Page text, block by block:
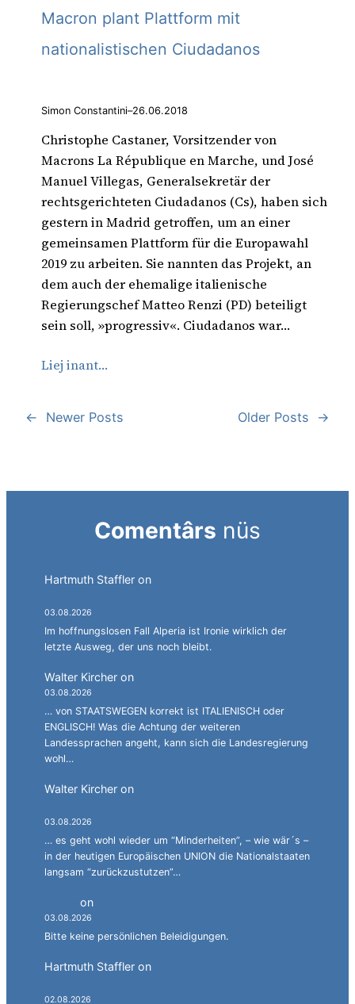
Macron plant Plattform mit
nationalistischen Ciudadanos
Simon Constantini–26.06.2018
Christophe Castaner, Vorsitzender von
Macrons La République en Marche, und José
Manuel Villegas, Generalsekretär der
rechtsgerichteten Ciudadanos (Cs), haben sich
gestern in Madrid getroffen, um an einer
gemeinsamen Plattform für die Europawahl
2019 zu arbeiten. Sie nannten das Projekt, an
dem auch der ehemalige italienische
Regierungschef Matteo Renzi (PD) beteiligt
sein soll, »progressiv«. Ciudadanos war…
Liej inant…
← Newer Posts Older Posts →
Comentârs nüs
Hartmuth Staffler on
03.08.2026
Im hoffnungslosen Fall Alperia ist Ironie wirklich der
letzte Ausweg, der uns noch bleibt.
Walter Kircher on
03.08.2026
… von STAATSWEGEN korrekt ist ITALIENISCH oder
ENGLISCH! Was die Achtung der weiteren
Landessprachen angeht, kann sich die Landesregierung
wohl…
Walter Kircher on
03.08.2026
… es geht wohl wieder um “Minderheiten”, – wie wär´s –
in der heutigen Europäischen UNION die Nationalstaaten
langsam “zurückzustutzen”…
on
03.08.2026
Bitte keine persönlichen Beleidigungen.
Hartmuth Staffler on
02.08.2026